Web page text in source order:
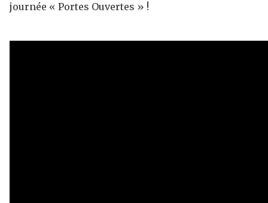
journée « Portes Ouvertes » !